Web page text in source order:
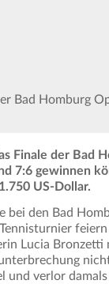
Bad Homburg
Finale der Bad
7:6 gewinnen
US-Dollar.
bei den Bad
Lucia Bronzetti
und verlor